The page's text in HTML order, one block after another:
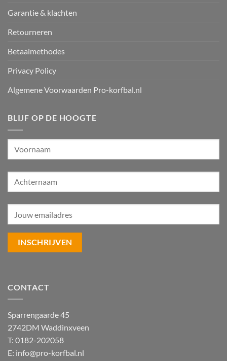
Garantie & klachten
Retourneren
Betaalmethodes
Privacy Policy
Algemene Voorwaarden Pro-korfbal.nl
BLIJF OP DE HOOGTE
CONTACT
Sparrengaarde 45
2742DM Waddinxveen
T: 0182-202058
E: info@pro-korfbal.nl